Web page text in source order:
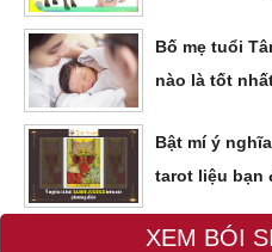
Bố mẹ tuổi
nào là tốt
Bật mí ý
tarot liệu bạn
XEM BÓI